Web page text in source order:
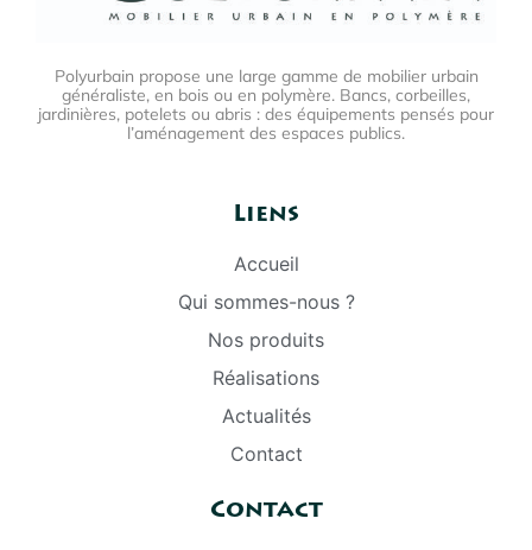
Polyurbain propose une large gamme de mobilier urbain
généraliste, en bois ou en polymère. Bancs, corbeilles,
jardinières, potelets ou abris : des équipements pensés pour
l’aménagement des espaces publics.
Liens
Accueil
Qui sommes-nous ?
Nos produits
Réalisations
Actualités
Contact
Contact